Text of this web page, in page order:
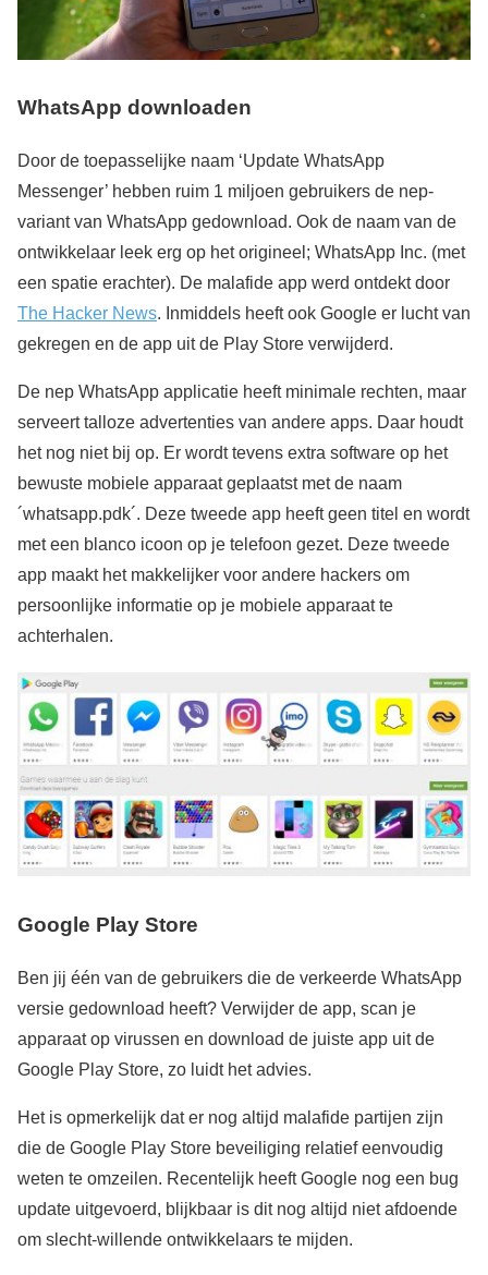
WhatsApp downloaden
Door de toepasselijke naam ‘Update WhatsApp
Messenger’ hebben ruim 1 miljoen gebruikers de nep-
variant van WhatsApp gedownload. Ook de naam van de
ontwikkelaar leek erg op het origineel; WhatsApp Inc. (met
een spatie erachter). De malafide app werd ontdekt door
The Hacker News. Inmiddels heeft ook Google er lucht van
gekregen en de app uit de Play Store verwijderd.
De nep WhatsApp applicatie heeft minimale rechten, maar
serveert talloze advertenties van andere apps. Daar houdt
het nog niet bij op. Er wordt tevens extra software op het
bewuste mobiele apparaat geplaatst met de naam
´whatsapp.pdk´. Deze tweede app heeft geen titel en wordt
met een blanco icoon op je telefoon gezet. Deze tweede
app maakt het makkelijker voor andere hackers om
persoonlijke informatie op je mobiele apparaat te
achterhalen.
Google Play Store
Ben jij één van de gebruikers die de verkeerde WhatsApp
versie gedownload heeft? Verwijder de app, scan je
apparaat op virussen en download de juiste app uit de
Google Play Store, zo luidt het advies.
Het is opmerkelijk dat er nog altijd malafide partijen zijn
die de Google Play Store beveiliging relatief eenvoudig
weten te omzeilen. Recentelijk heeft Google nog een bug
update uitgevoerd, blijkbaar is dit nog altijd niet afdoende
om slecht-willende ontwikkelaars te mijden.